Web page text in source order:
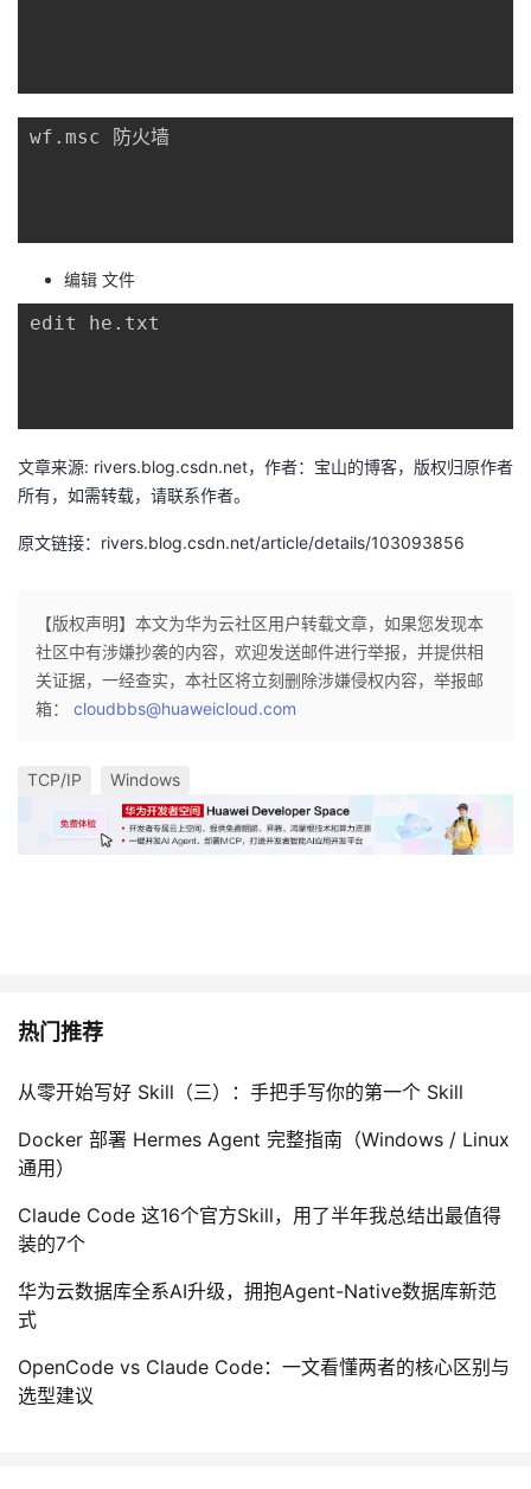
wf.msc 防火墙
编辑 文件
edit he.txt
文章来源: rivers.blog.csdn.net，作者：宝山的博客，版权归原作者
所有，如需转载，请联系作者。
原文链接：rivers.blog.csdn.net/article/details/103093856
【版权声明】本文为华为云社区用户转载文章，如果您发现本
社区中有涉嫌抄袭的内容，欢迎发送邮件进行举报，并提供相
关证据，一经查实，本社区将立刻删除涉嫌侵权内容，举报邮
箱： cloudbbs@huaweicloud.com
TCP/IP Windows
热门推荐
从零开始写好 Skill（三）：手把手写你的第一个 Skill
Docker 部署 Hermes Agent 完整指南（Windows / Linux
通用）
Claude Code 这16个官方Skill，用了半年我总结出最值得
装的7个
华为云数据库全系AI升级，拥抱Agent-Native数据库新范
式
OpenCode vs Claude Code：一文看懂两者的核心区别与
选型建议